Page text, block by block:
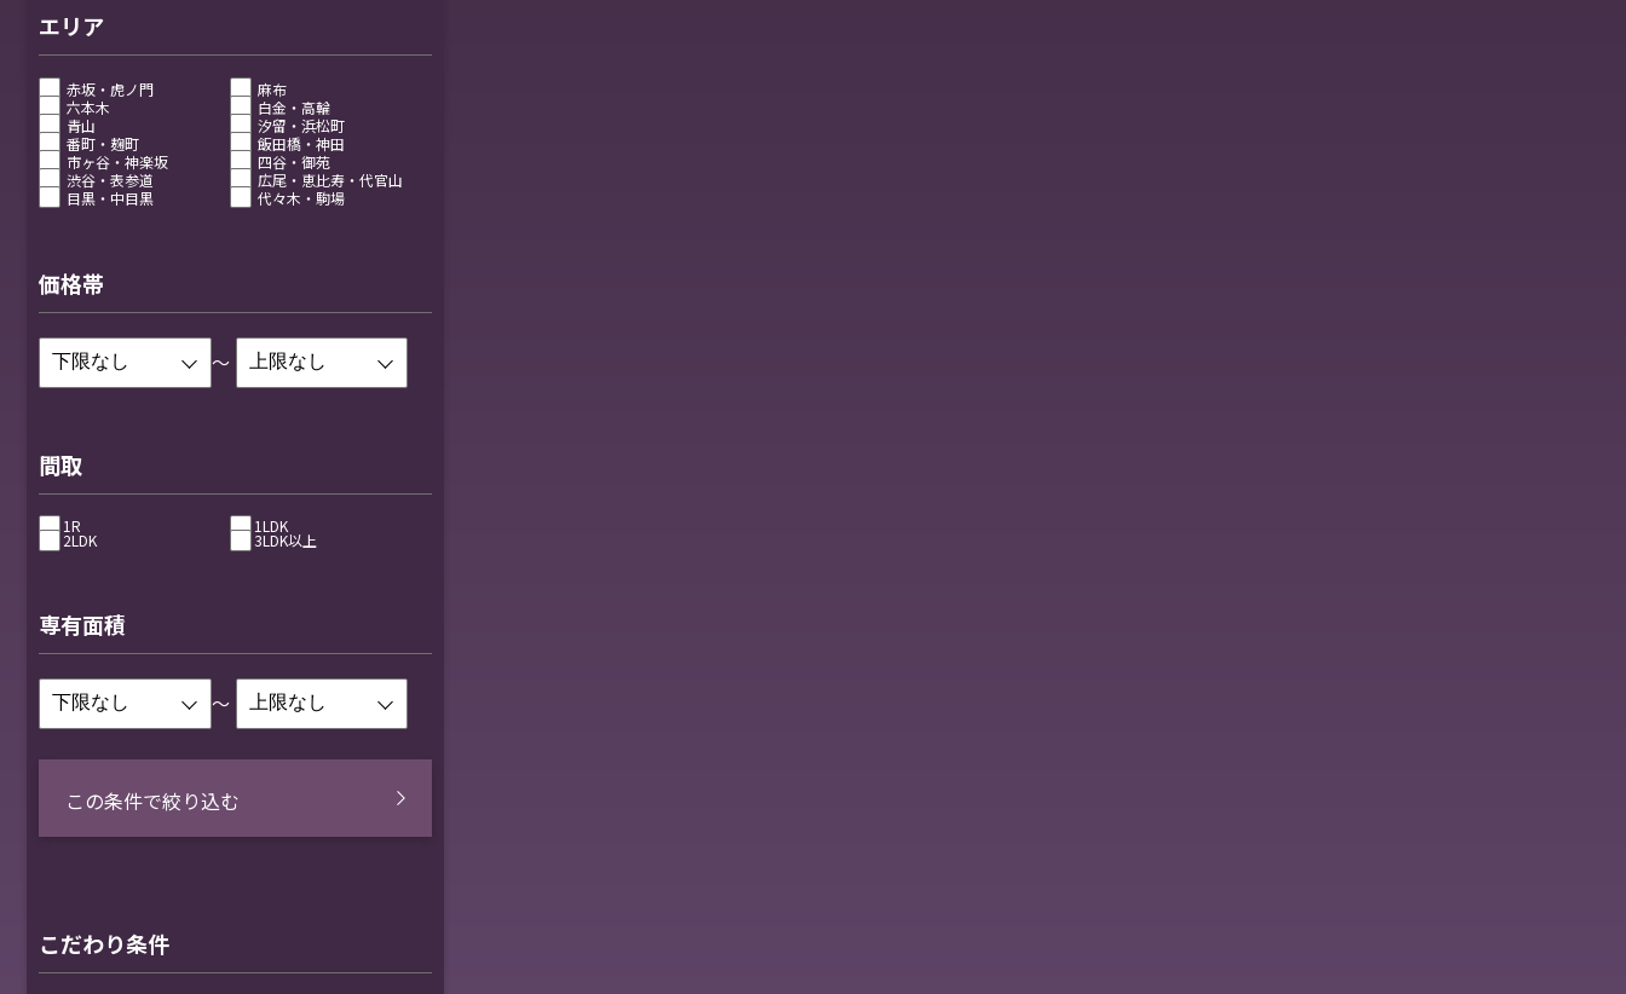
エリア
赤坂・虎ノ門
麻布
六本木
白金・高輪
青山
汐留・浜松町
番町・麹町
飯田橋・神田
市ヶ谷・神楽坂
四谷・御苑
渋谷・表参道
広尾・恵比寿・代官山
目黒・中目黒
代々木・駒場
価格帯
～
間取
1R 1LDK
2LDK 3LDK以上
専有面積
～
この条件で絞り込む
こだわり条件